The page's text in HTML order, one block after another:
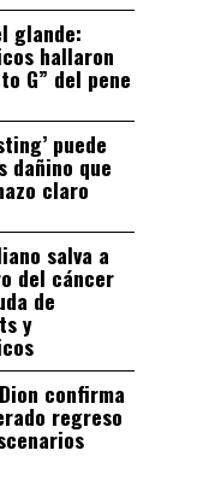
glande:
hallaron
G” del pene
puede
dañino que
claro
salva a
del cáncer
de
y
confirma
regreso